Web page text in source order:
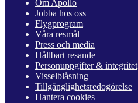
Om Apollo
Jobba hos oss
Flygprogram
Våra resmål
Press och media
Hållbart resande
Personuppgifter & integritet
Visselblåsning
Tillgänglighetsredogörelse
Hantera cookies